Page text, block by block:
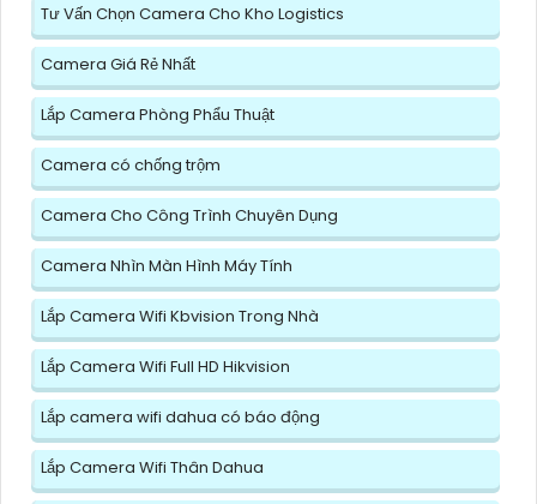
Tư Vấn Chọn Camera Cho Kho Logistics
Camera Giá Rẻ Nhất
Lắp Camera Phòng Phẩu Thuật
Camera có chống trộm
Camera Cho Công Trình Chuyên Dụng
Camera Nhìn Màn Hình Máy Tính
Lắp Camera Wifi Kbvision Trong Nhà
Lắp Camera Wifi Full HD Hikvision
Lắp camera wifi dahua có báo động
Lắp Camera Wifi Thân Dahua